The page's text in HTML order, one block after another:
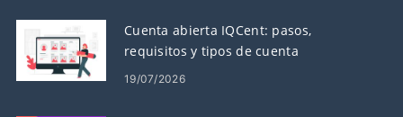
Cuenta abierta IQCent: pasos,
requisitos y tipos de cuenta
19/07/2026